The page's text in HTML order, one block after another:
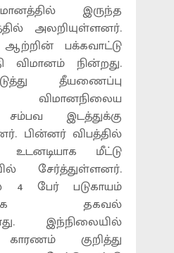
இருந்த
அலறியுள்ளனர்.
பக்கவாட்டு
விமானம் நின்றது.
தீயணைப்பு
விமானநிலைய
இடத்துக்கு
பின்னர் விபத்தில்
உடனடியாக மீட்டு
சேர்த்துள்ளனர்.
4 பேர் படுகாயம்
தகவல்
இந்நிலையில்
காரணம் குறித்து